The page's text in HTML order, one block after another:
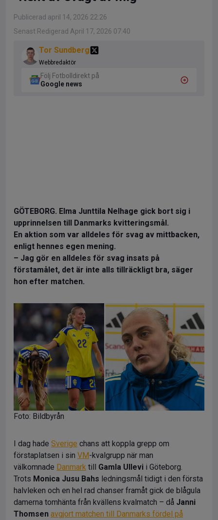
Publicerad april 14, 2026 22:26
Senast Redigerad April 17, 2026 07:40
Tor Sundberg
Webbredaktör
Följ Fotbolldirekt på
Google news
GÖTEBORG. Elma Junttila Nelhage gick bort sig i
upprinnelsen till Danmarks kvitteringsmål.
En aktion som var alldeles för svag av mittbacken,
enligt hennes egen mening.
– Jag gör en alldeles för svag insats på
förstamålet, det är inte alls tillräckligt bra, säger
hon efter matchen.
Foto: Bildbyrån
I dag hade Sverige chans att koppla grepp om
förstaplatsen i sin VM-kvalgrupp när man
välkomnade Danmark till Gamla Ullevi i Göteborg.
Trots Monica Jusu Bahs ledningsmål tidigt i den första
halvleken och en hel rad chanser framåt gick de blågula
damerna tomhänta från kvällens kvalmatch – då Janni
Thomsen avgjort matchen till Danmarks fördel på